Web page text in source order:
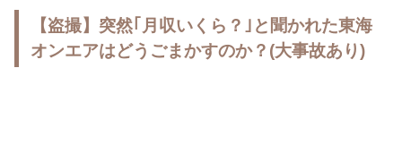
【盗撮】突然｢月収いくら？｣と聞かれた東海
オンエアはどうごまかすのか？(大事故あり)